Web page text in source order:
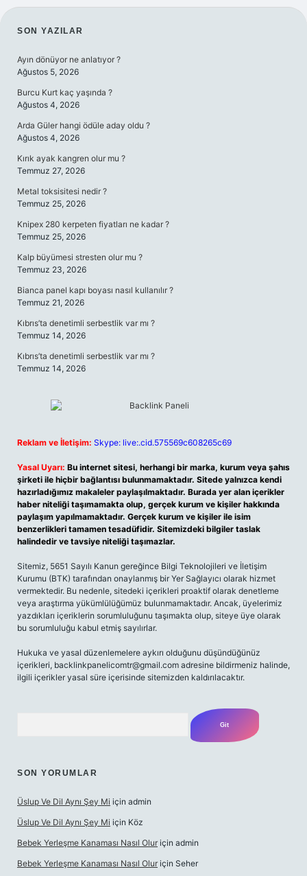
SIDEBAR
SON YAZILAR
Ayın dönüyor ne anlatıyor ?
Ağustos 5, 2026
Burcu Kurt kaç yaşında ?
Ağustos 4, 2026
Arda Güler hangi ödüle aday oldu ?
Ağustos 4, 2026
Kırık ayak kangren olur mu ?
Temmuz 27, 2026
Metal toksisitesi nedir ?
Temmuz 25, 2026
Knipex 280 kerpeten fiyatları ne kadar ?
Temmuz 25, 2026
Kalp büyümesi stresten olur mu ?
Temmuz 23, 2026
Bianca panel kapı boyası nasıl kullanılır ?
Temmuz 21, 2026
Kıbrıs’ta denetimli serbestlik var mı ?
Temmuz 14, 2026
Kıbrıs’ta denetimli serbestlik var mı ?
Temmuz 14, 2026
Reklam ve İletişim: Skype: live:.cid.575569c608265c69
Yasal Uyarı: Bu internet sitesi, herhangi bir marka, kurum veya şahıs
şirketi ile hiçbir bağlantısı bulunmamaktadır. Sitede yalnızca kendi
hazırladığımız makaleler paylaşılmaktadır. Burada yer alan içerikler
haber niteliği taşımamakta olup, gerçek kurum ve kişiler hakkında
paylaşım yapılmamaktadır. Gerçek kurum ve kişiler ile isim
benzerlikleri tamamen tesadüfidir. Sitemizdeki bilgiler taslak
halindedir ve tavsiye niteliği taşımazlar.
Sitemiz, 5651 Sayılı Kanun gereğince Bilgi Teknolojileri ve İletişim
Kurumu (BTK) tarafından onaylanmış bir Yer Sağlayıcı olarak hizmet
vermektedir. Bu nedenle, sitedeki içerikleri proaktif olarak denetleme
veya araştırma yükümlülüğümüz bulunmamaktadır. Ancak, üyelerimiz
yazdıkları içeriklerin sorumluluğunu taşımakta olup, siteye üye olarak
bu sorumluluğu kabul etmiş sayılırlar.
Hukuka ve yasal düzenlemelere aykırı olduğunu düşündüğünüz
içerikleri, backlinkpanelicomtr@gmail.com adresine bildirmeniz halinde,
ilgili içerikler yasal süre içerisinde sitemizden kaldırılacaktır.
SON YORUMLAR
Üslup Ve Dil Aynı Şey Mi için admin
Üslup Ve Dil Aynı Şey Mi için Köz
Bebek Yerleşme Kanaması Nasıl Olur için admin
Bebek Yerleşme Kanaması Nasıl Olur için Seher